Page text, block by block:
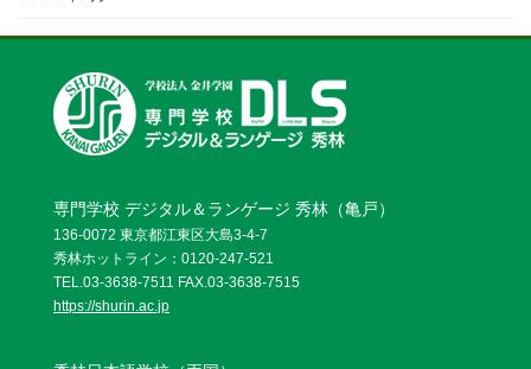
専門学校 デジタル＆ランゲージ 秀林（亀戸）
136-0072 東京都江東区大島3-4-7
秀林ホットライン：0120-247-521
TEL.03-3638-7511 FAX.03-3638-7515
https://shurin.ac.jp